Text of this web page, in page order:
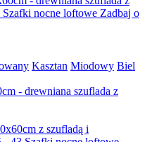
Kasztan Miodowy Biel
- drewniana szuflada z